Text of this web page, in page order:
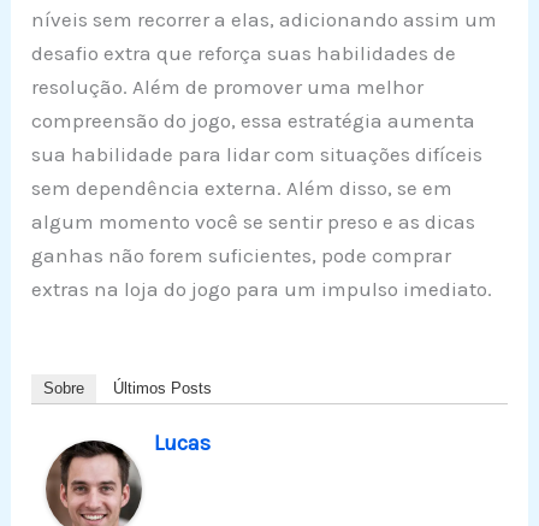
níveis sem recorrer a elas, adicionando assim um
desafio extra que reforça suas habilidades de
resolução. Além de promover uma melhor
compreensão do jogo, essa estratégia aumenta
sua habilidade para lidar com situações difíceis
sem dependência externa. Além disso, se em
algum momento você se sentir preso e as dicas
ganhas não forem suficientes, pode comprar
extras na loja do jogo para um impulso imediato.
Sobre Últimos Posts
Lucas